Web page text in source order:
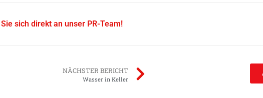
sich direkt an unser PR-Team!
NÄCHSTER BERICHT
Wasser in Keller